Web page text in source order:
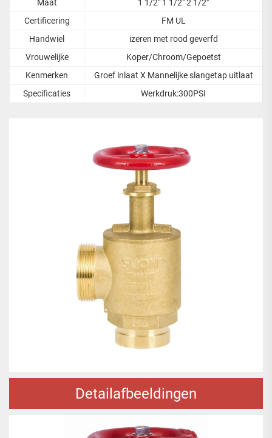
Maat
1 1/2" 1 1/2" 2 1/2"
Certificering
FM UL
Handwiel
izeren met rood geverfd
Vrouwelijke
Koper/Chroom/Gepoetst
Kenmerken
Groef inlaat X Mannelijke slangetap uitlaat
Specificaties
Werkdruk:300PSI
Detailafbeeldingen